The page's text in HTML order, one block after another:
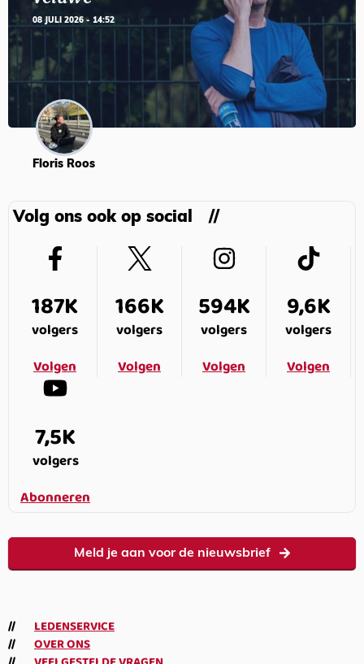
08 JULI 2026 - 14:52
Floris Roos
Volg ons ook op social
187K
volgers
Volgen
166K
volgers
Volgen
594K
volgers
Volgen
9,6K
volgers
Volgen
7,5K
volgers
Abonneren
Meld je aan voor de nieuwsbrief
LEDENSERVICE
OVER ONS